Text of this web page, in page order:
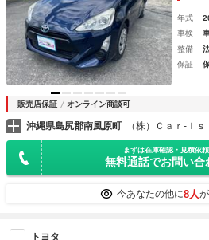
年式
車検
整備
保証
販売店保証 オンライン商談可
沖縄県島尻郡南風原町 （株）Ｃａｒ‐Ｉ
まずは在庫確認・見積依頼
無料通話でお問い合
今あなたの他に8人
トヨタ